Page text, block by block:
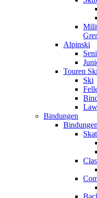
Alpinski
Touren Ski
Ski
Bindungen